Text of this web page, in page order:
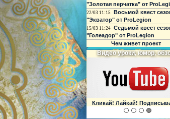
"Золотая перчатка" от
22/03 11:15
Восьмой квест
"Экватор" от ProLegion
15/03 11:24 Седьмой квест
"Голеадор" от ProLegion
Чем живет проект
О футболе и не
Интегрирован с чатом